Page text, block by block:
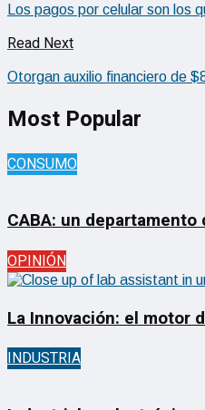
Los pagos por celular son los
Read Next
Otorgan auxilio financiero de
Most Popular
CONSUMO
CABA: un
OPINIÓN
La Innovación: el motor
INDUSTRIA